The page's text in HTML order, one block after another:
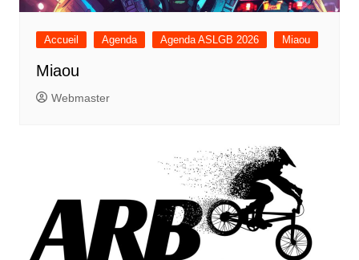
Accueil Agenda Agenda ASLGB 2026 Miaou
Miaou
Webmaster